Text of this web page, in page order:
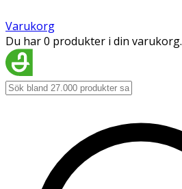
Varukorg
Du har 0 produkter i din varukorg.